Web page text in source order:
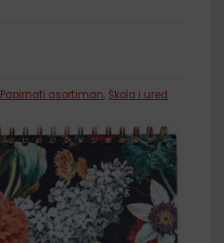
Papirnati asortiman, Škola i ured